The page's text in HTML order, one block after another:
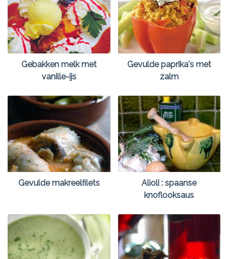
Gebakken melk met
vanille-ijs
Gevulde paprika's met
zalm
Gevulde makreelfilets
Alioli : spaanse
knoflooksaus